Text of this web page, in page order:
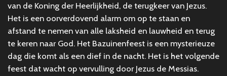
van de Koning der Heerlijkheid, de terugkeer van Jezus.
Het is een oorverdovend alarm om op te staan en
afstand te nemen van alle laksheid en lauwheid en terug
te keren naar God. Het Bazuinenfeest is een mysterieuze
dag die komt als een dief in de nacht. Het is het volgende
feest dat wacht op vervulling door Jezus de Messias.